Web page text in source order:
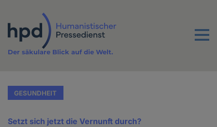
Inhalt
Menu
Der säkulare Blick auf die Welt.
GESUNDHEIT
Setzt sich jetzt die Vernunft durch?